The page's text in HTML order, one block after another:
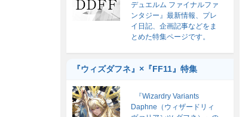
デュエルム ファイナルファ
ンタジー』最新情報、プレ
イ日記、企画記事などをま
とめた特集ページです。
『ウィズダフネ』×『FF11』特集
『Wizardry Variants
Daphne（ウィザードリィ